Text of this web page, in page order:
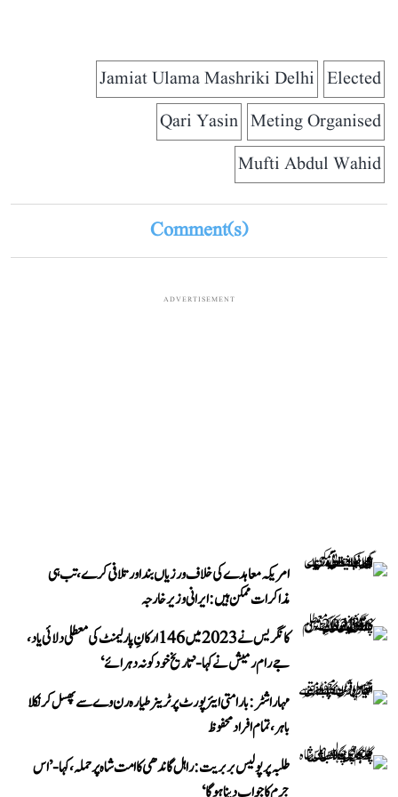
Elected
Jamiat Ulama Mashriki Delhi
Meting Organised
Qari Yasin
Mufti Abdul Wahid
Comment(s)
ADVERTISEMENT
امریکہ معاہدے کی خلاف ورزیاں بند اور تلافی کرے، تب ہی
مذاکرات ممکن ہیں: ایرانی وزیر خارجہ
کانگریس نے 2023 میں 146 ارکانِ پارلیمنٹ کی معطلی دلائی یاد،
جے رام رمیش نے کہا- ’تاریخ خود کو نہ دہرائے‘
مہاراشٹر: بارامتی ایئرپورٹ پر ٹرینر طیارہ رن وے سے پھسل کر نکلا
باہر، تمام افراد محفوظ
طلبہ پر پولیس بربریت: راہل گاندھی کا امت شاہ پر حملہ، کہا- ’اس